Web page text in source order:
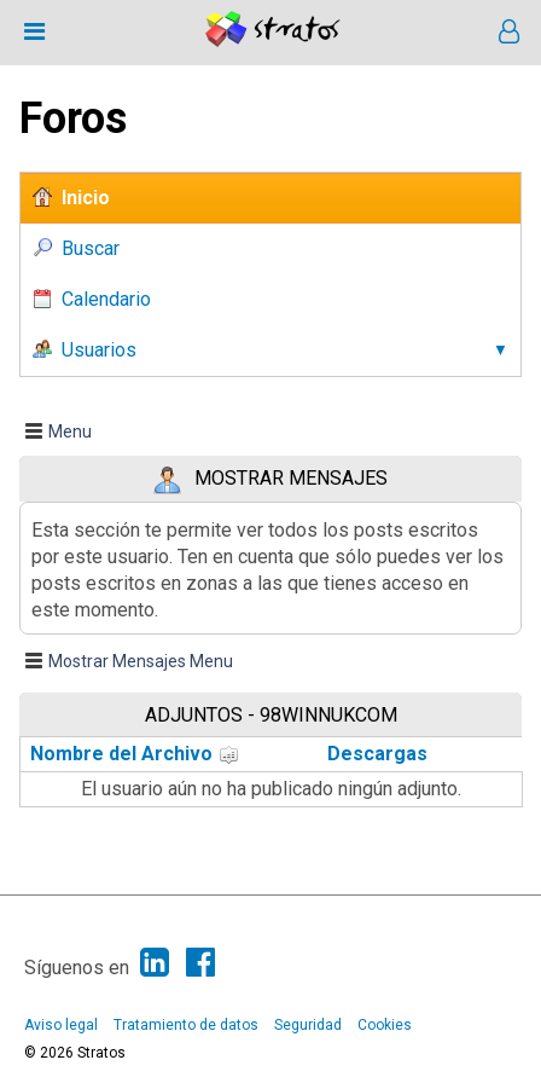
Foros
Inicio
Buscar
Calendario
Usuarios
Menu
MOSTRAR MENSAJES
Esta sección te permite ver todos los posts escritos
por este usuario. Ten en cuenta que sólo puedes ver los
posts escritos en zonas a las que tienes acceso en
este momento.
Mostrar Mensajes Menu
ADJUNTOS - 98WINNUKCOM
Nombre del Archivo
Descargas
El usuario aún no ha publicado ningún adjunto.
|
Síguenos en
Aviso legal Tratamiento de datos Seguridad
Cookies
© 2026 Stratos